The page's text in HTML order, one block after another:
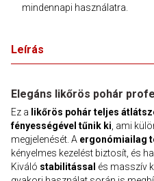
mindennapi használatra.
Leírás
Elegáns likőrös pohár
Ez a likőrös pohár teljes
fényességével tűnik ki , ami
megjelenését. A ergonómiailag
kényelmes kezelést biztosít, és
Kiváló stabilitással és masszív